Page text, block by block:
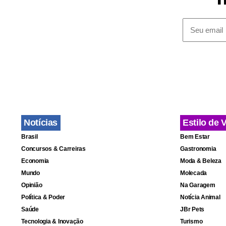
eixo
e
de
Nasa
nas mortes
Notícias
Brasil
Concursos & Carreiras
Economia
Mundo
Opinião
Política & Poder
Saúde
Tecnologia & Inovação
Estilo de
Bem Estar
Gastronomia
Moda & Beleza
Molecada
Na Garagem
Notícia Animal
JBr Pets
Turismo